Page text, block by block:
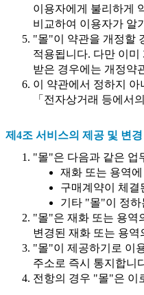
이용자에게 불리하게
비교하여 이용자가 알
"몰"이 약관을 개정할
적용됩니다. 다만 이미
받은 경우에는 개정약
이 약관에서 정하지
「전자상거래 등에서
제4조 서비스의 제공 및 변경
"몰"은 다음과 같은 업
재화 또는 용역
구매계약이 체결
기타 "몰"이 정하
"몰"은 재화 또는 용역
변경된 재화 또는 용
"몰"이 제공하기로 이
주소로 즉시 통지합니
전항의 경우 "몰"은 이